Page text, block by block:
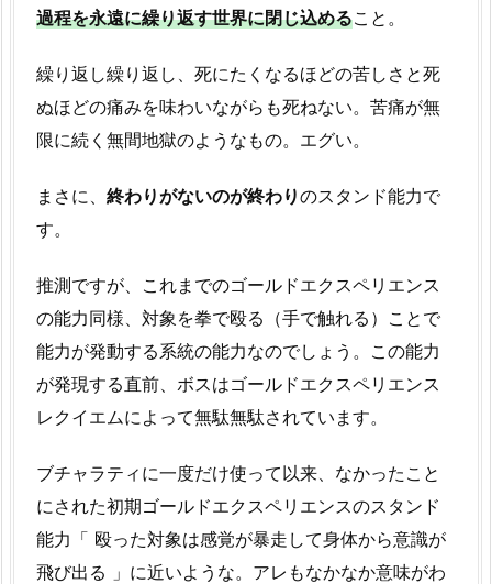
過程を永遠に繰り返す世界に閉じ込めること。
繰り返し繰り返し、死にたくなるほどの苦しさと死
ぬほどの痛みを味わいながらも死ねない。苦痛が無
限に続く無間地獄のようなもの。エグい。
まさに、 終わりがないのが終わりのスタンド能力で
す。
推測ですが、これまでのゴールドエクスペリエンス
の能力同様、対象を拳で殴る（手で触れる）ことで
能力が発動する系統の能力なのでしょう。この能力
が発現する直前、ボスはゴールドエクスペリエンス
レクイエムによって無駄無駄されています。
ブチャラティに一度だけ使って以来、なかったこと
にされた初期ゴールドエクスペリエンスのスタンド
能力「 殴った対象は感覚が暴走して身体から意識が
飛び出る 」に近いような。アレもなかなか意味がわ